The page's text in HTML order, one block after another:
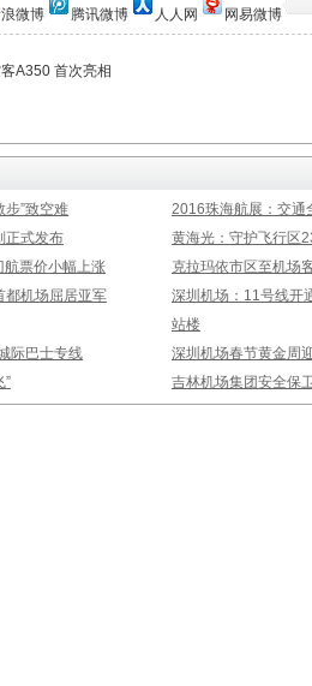
微博 腾讯微博 人人网 网易微博
A350 首次亮相
步”致空难
2016珠海航展：交通
正式发布
黄海光：守护飞行区
航票价小幅上涨
克拉玛依市区至机场
都机场屈居亚军
深圳机场：11号线开
站楼
际巴士专线
深圳机场春节黄金周
”
吉林机场集团安全保